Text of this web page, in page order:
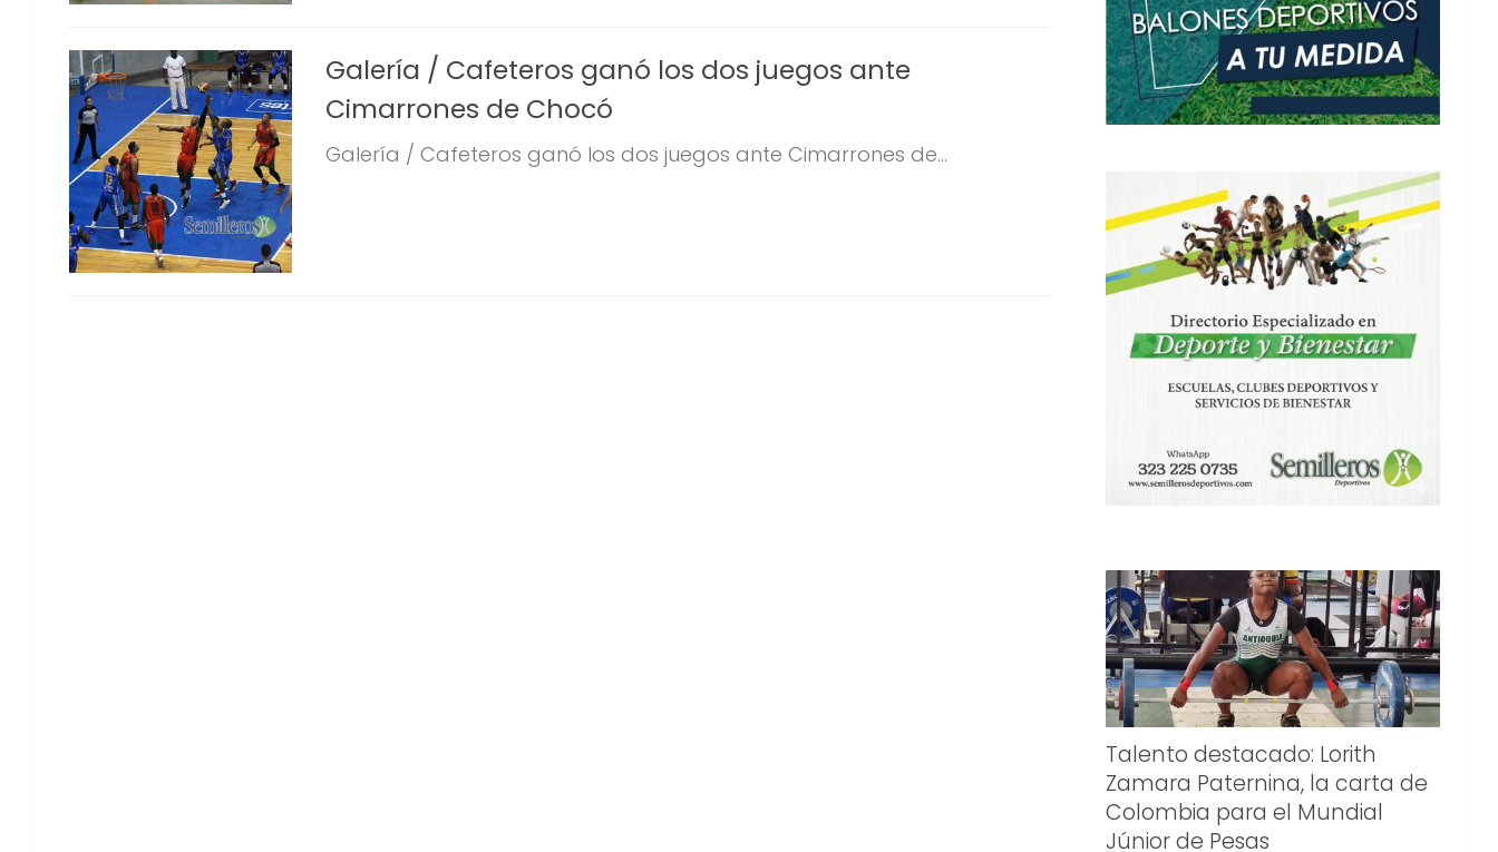
Galería / Cafeteros ganó los dos juegos ante
Cimarrones de Chocó
Galería / Cafeteros ganó los dos juegos ante Cimarrones de...
Talento destacado: Lorith
Zamara Paternina, la carta de
Colombia para el Mundial
Júnior de Pesas